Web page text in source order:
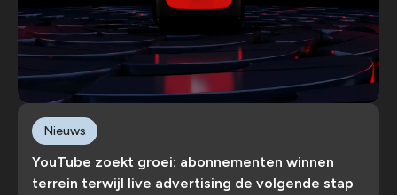
YouTube zoekt groei: abonnementen winnen
terrein terwijl live advertising de volgende stap
Nieuws